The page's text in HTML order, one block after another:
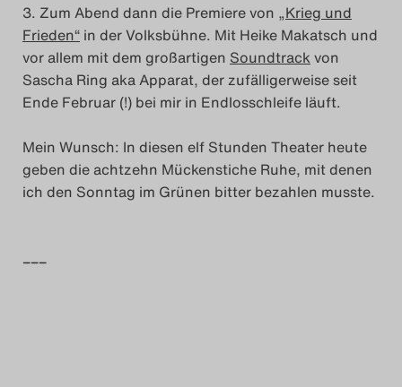
Das Theatertreffen-Blog
2015
Das Theatertreffen-Blog
2016
Das Theatertreffen-Blog
Das Theatertreffen-Blog
3. Zum Abend dann die Premiere von „Krieg und
Frieden“ in der Volksbühne. Mit Heike Makatsch und
vor allem mit dem großartigen Soundtrackvon
Sascha Ring aka Apparat, der zufälligerweise seit
Ende Februar (!) bei mir in Endlosschleife läuft.
Mein Wunsch: In diesen elf Stunden Theater heute
geben die achtzehn Mückenstiche Ruhe, mit denen
ich den Sonntag im Grünen bitter bezahlen musste.
–––